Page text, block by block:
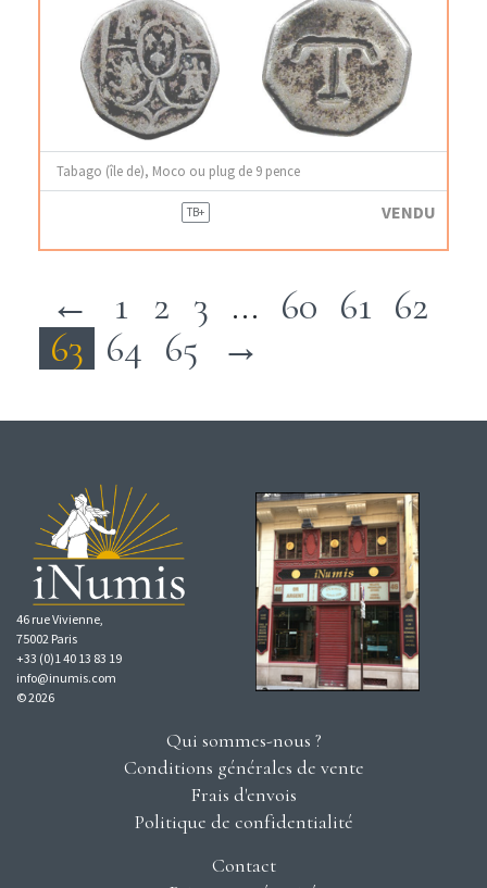
Tabago (île de), Moco ou plug de 9 pence
TB+ VENDU
← 1 2 3 … 60 61 62
63 64 65 →
46 rue Vivienne,
75002 Paris
+33 (0)1 40 13 83 19
info@inumis.com
© 2026
Qui sommes-nous ?
Conditions générales de vente
Frais d'envois
Politique de confidentialité
Contact